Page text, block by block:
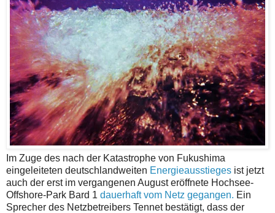
Im Zuge des nach der Katastrophe von Fukushima
eingeleiteten deutschlandweiten Energieausstieges ist jetzt
auch der erst im vergangenen August eröffnete Hochsee-
Offshore-Park Bard 1 dauerhaft vom Netz gegangen. Ein
Sprecher des Netzbetreibers Tennet bestätigt, dass der